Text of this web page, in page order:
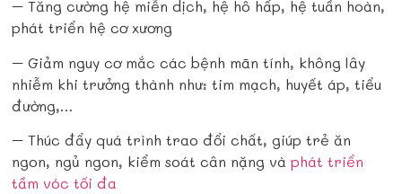
– Tăng cường hệ miễn dịch, hệ hô hấp, hệ tuần hoàn,
phát triển hệ cơ xương
– Giảm nguy cơ mắc các bệnh mãn tính, không lây
nhiễm khi trưởng thành như: tim mạch, huyết áp, tiểu
đường,…
– Thúc đẩy quá trình trao đổi chất, giúp trẻ ăn
ngon, ngủ ngon, kiểm soát cân nặng vàphát triển
tầm vóc tối đa